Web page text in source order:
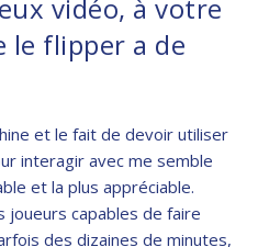
vidéo, à votre
le flipper a de
et le fait de devoir utiliser
interagir avec me semble
et la plus appréciable.
joueurs capables de faire
des dizaines de minutes,